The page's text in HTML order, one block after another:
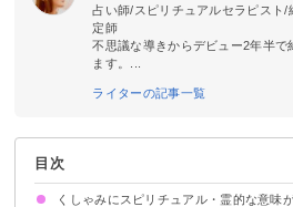
占い師/スピリチュアルセラピスト
定師
不思議な導きからデビュー2年半で
ます。...
ライターの記事一覧
目次
くしゃみにスピリチュアル・霊的な意味